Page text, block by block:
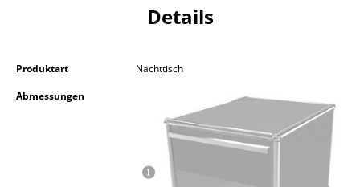
Details
Produktart
Nachttisch
Abmessungen